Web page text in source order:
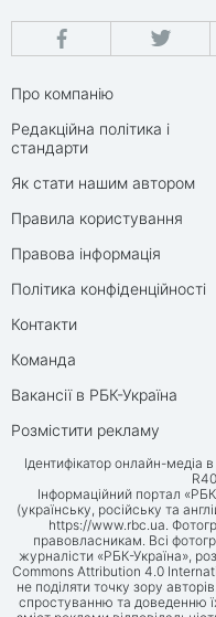
Про компанію
Редакційна політика і
стандарти
Як стати нашим автором
Правила користування
Правова інформація
Політика конфіденційності
Контакти
Команда
Вакансії в РБК-Україна
Розмістити рекламу
Ідентифікатор онлайн-медіа
Інформаційний портал
(українську, російську та
https://www.rbc.ua.
правовласникам. Всі
журналісти «РБК-Україна»,
Commons Attribution 4.0
не поділяти точку зору
спростуванню та доведенню